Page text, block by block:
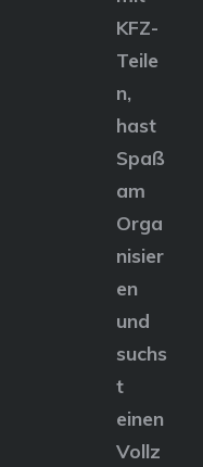
KFZ-
Teile
n,
hast
Spaß
am
Orga
nisier
en
und
suchs
t
einen
Vollz